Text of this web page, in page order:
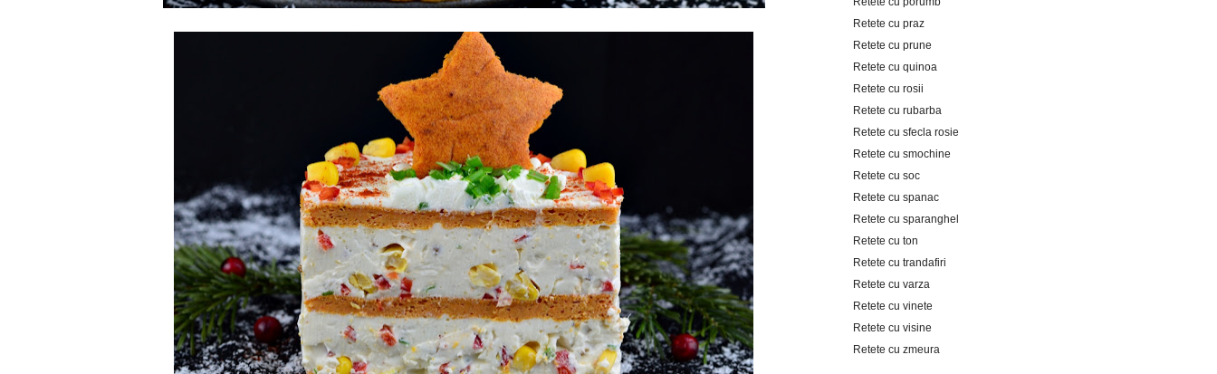
Retete cu praz
Retete cu prune
Retete cu quinoa
Retete cu rosii
Retete cu rubarba
Retete cu sfecla rosie
Retete cu smochine
Retete cu soc
Retete cu spanac
Retete cu sparanghel
Retete cu ton
Retete cu trandafiri
Retete cu varza
Retete cu vinete
Retete cu visine
Retete cu zmeura